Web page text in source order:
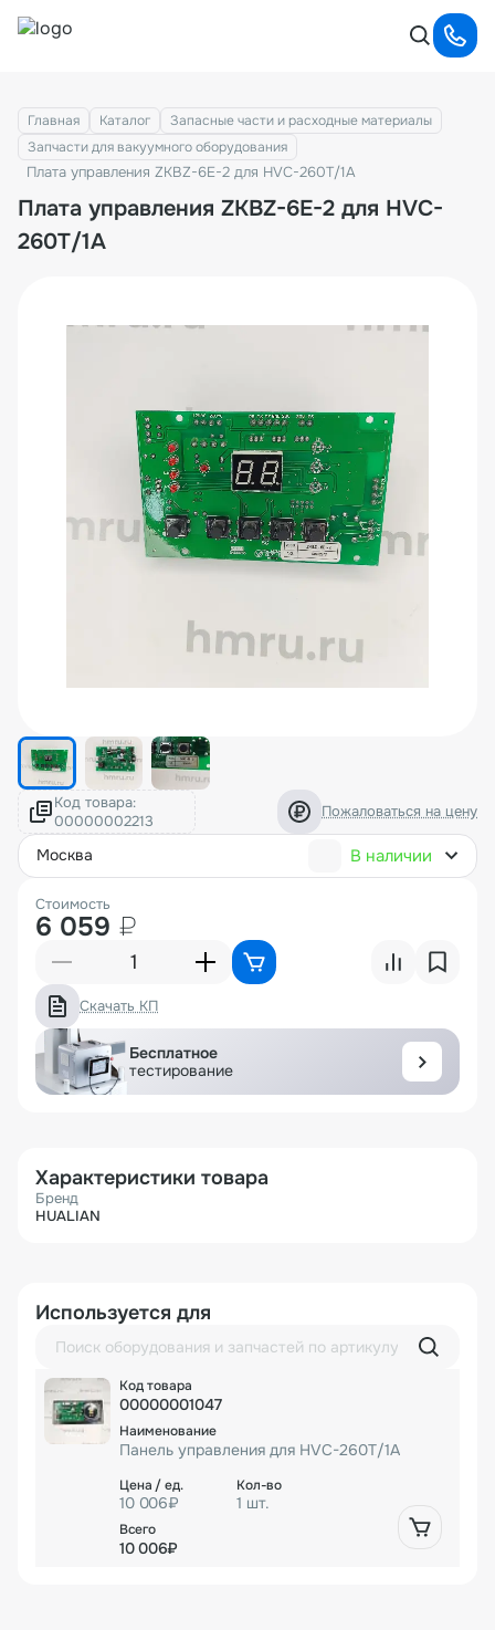
Главная Каталог
Запасные части и расходные материалы
Запчасти для вакуумного оборудования
Плата управления ZKBZ-6E-2 для HVC-260T/1A
Плата управления ZKBZ-6E-2 для HVC-
260T/1A
Код товара: Пожаловаться на цену
москва В наличии
Стоимость
6 059 ₽
Скачать КП
Бесплатное
тестирование
Характеристики товара
Бренд
HUALIAN
Используется для
00000001047
Панель управления для HVC-260T/1A
10 006₽ 1 шт.
10 006₽